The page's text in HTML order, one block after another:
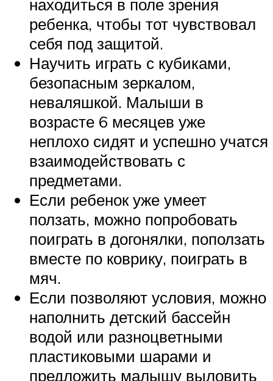
находиться в поле зрения
ребенка, чтобы тот чувствовал
себя под защитой.
Научить играть с кубиками,
безопасным зеркалом,
неваляшкой. Малыши в
возрасте 6 месяцев уже
неплохо сидят и успешно учатся
взаимодействовать с
предметами.
Если ребенок уже умеет
ползать, можно попробовать
поиграть в догонялки, поползать
вместе по коврику, поиграть в
мяч.
Если позволяют условия, можно
наполнить детский бассейн
водой или разноцветными
пластиковыми шарами и
предложить малышу выловить